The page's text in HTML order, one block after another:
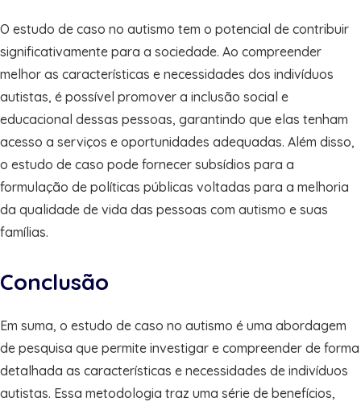
O estudo de caso no autismo tem o potencial de contribuir
significativamente para a sociedade. Ao compreender
melhor as características e necessidades dos indivíduos
autistas, é possível promover a inclusão social e
educacional dessas pessoas, garantindo que elas tenham
acesso a serviços e oportunidades adequadas. Além disso,
o estudo de caso pode fornecer subsídios para a
formulação de políticas públicas voltadas para a melhoria
da qualidade de vida das pessoas com autismo e suas
famílias.
Conclusão
Em suma, o estudo de caso no autismo é uma abordagem
de pesquisa que permite investigar e compreender de forma
detalhada as características e necessidades de indivíduos
autistas. Essa metodologia traz uma série de benefícios,